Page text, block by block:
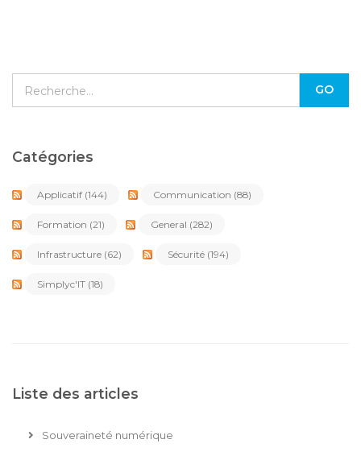
Catégories
Applicatif (144) Communication (88)
Formation (21) General (282)
Infrastructure (62) Sécurité (194)
Simplyc'IT (18)
Liste des articles
Souveraineté numérique